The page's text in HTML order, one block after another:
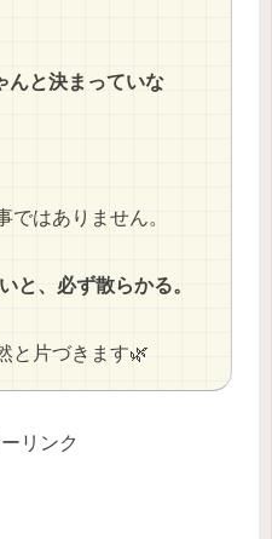
んと決まっていな
ではありません。
と、必ず散らかる。
と片づきます🌿
リンク